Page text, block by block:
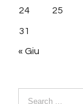
24 25
31
« Giu